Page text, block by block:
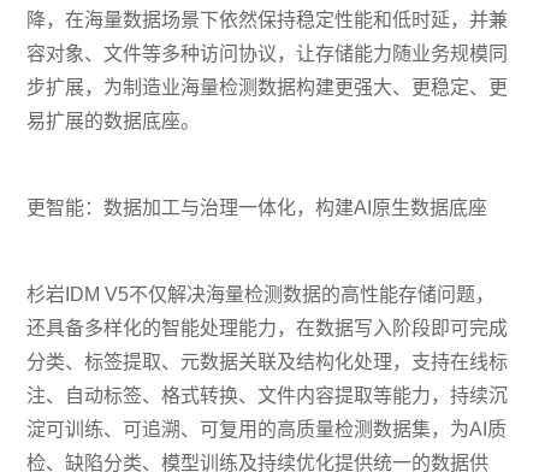
降，在海量数据场景下依然保持稳定性能和低时延，并兼
容对象、文件等多种访问协议，让存储能力随业务规模同
步扩展，为制造业海量检测数据构建更强大、更稳定、更
易扩展的数据底座。
更智能：数据加工与治理一体化，构建AI原生数据底座
杉岩IDM V5不仅解决海量检测数据的高性能存储问题，
还具备多样化的智能处理能力，在数据写入阶段即可完成
分类、标签提取、元数据关联及结构化处理，支持在线标
注、自动标签、格式转换、文件内容提取等能力，持续沉
淀可训练、可追溯、可复用的高质量检测数据集，为AI质
检、缺陷分类、模型训练及持续优化提供统一的数据供